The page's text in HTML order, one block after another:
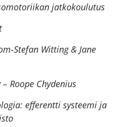
jatkokoulutus
Stefan Witting & Jane
Roope Chydenius
efferentti systeemi ja